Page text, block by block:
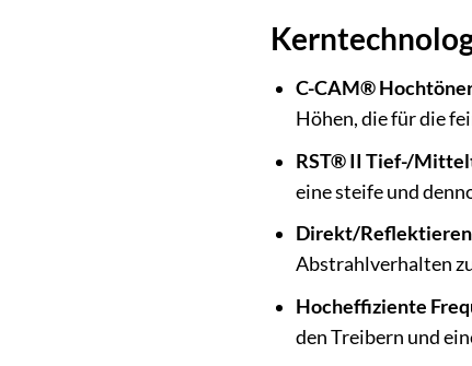
C-CAM®
Höhen, die für die
RST® II Tief-/
eine steife und
Direkt/
Abstrahlverhalten
Hocheffiziente
den Treibern und